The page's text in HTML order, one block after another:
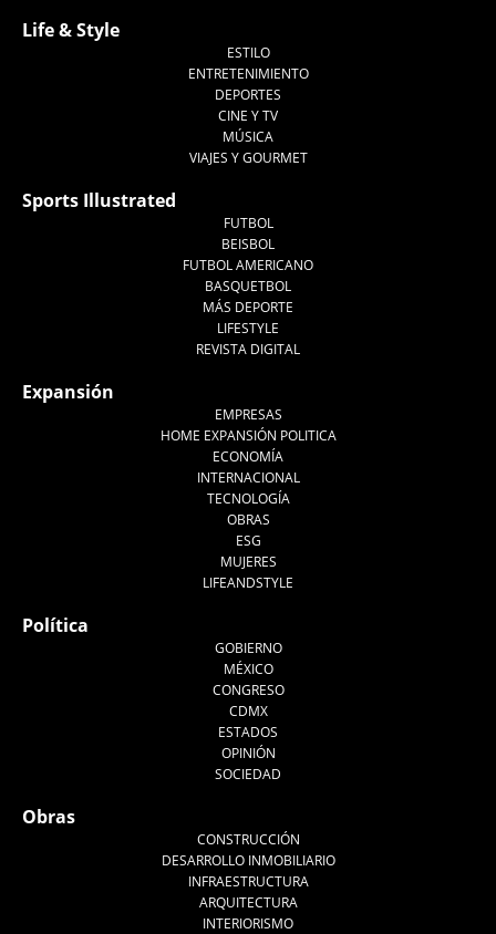
Life & Style
ESTILO
ENTRETENIMIENTO
DEPORTES
CINE Y TV
MÚSICA
VIAJES Y GOURMET
Sports Illustrated
FUTBOL
BEISBOL
FUTBOL AMERICANO
BASQUETBOL
MÁS DEPORTE
LIFESTYLE
REVISTA DIGITAL
Expansión
EMPRESAS
HOME EXPANSIÓN POLITICA
ECONOMÍA
INTERNACIONAL
TECNOLOGÍA
OBRAS
ESG
MUJERES
LIFEANDSTYLE
Política
GOBIERNO
MÉXICO
CONGRESO
CDMX
ESTADOS
OPINIÓN
SOCIEDAD
Obras
CONSTRUCCIÓN
DESARROLLO INMOBILIARIO
INFRAESTRUCTURA
ARQUITECTURA
INTERIORISMO